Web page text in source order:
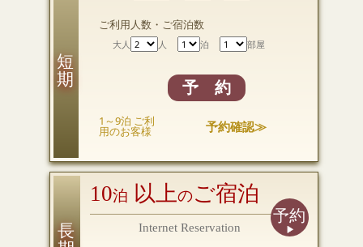
ご利用人数・ご宿泊数
大人 人 泊 部屋
予 約
1～9泊 ご利
用のお客様 予約確認≫
10泊 以上のご宿泊
Internet Reservation
予約